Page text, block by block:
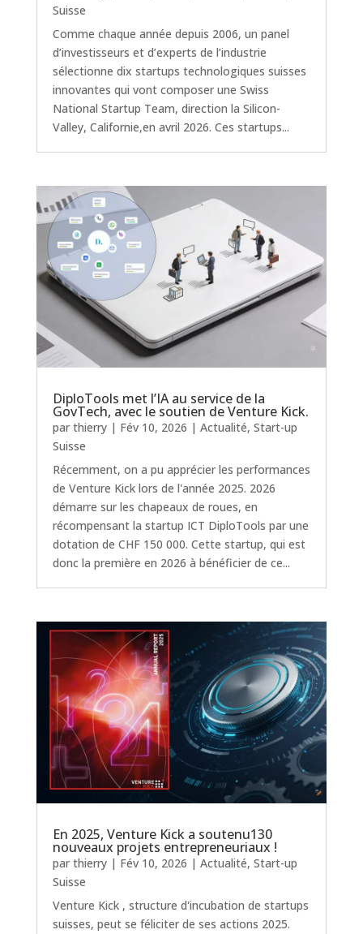
Suisse
Comme chaque année depuis 2006, un panel
d’investisseurs et d’experts de l’industrie
sélectionne dix startups technologiques suisses
innovantes qui vont composer une Swiss
National Startup Team, direction la Silicon-
Valley, Californie,en avril 2026. Ces startups...
DiploTools met l’IA au service de la
GovTech, avec le soutien de Venture Kick.
par thierry| Fév 10, 2026 | Actualité, Start-up
Suisse
Récemment, on a pu apprécier les performances
de Venture Kick lors de l'année 2025. 2026
démarre sur les chapeaux de roues, en
récompensant la startup ICT DiploTools par une
dotation de CHF 150 000. Cette startup, qui est
donc la première en 2026 à bénéficier de ce...
En 2025, Venture Kick a soutenu130
nouveaux projets entrepreneuriaux !
par thierry| Fév 10, 2026 | Actualité, Start-up
Suisse
Venture Kick , structure d'incubation de startups
suisses, peut se féliciter de ses actions 2025.